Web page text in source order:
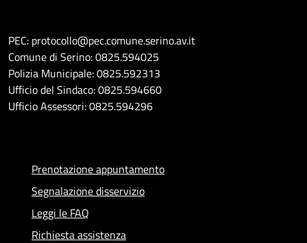
PEC: protocollo@pec.comune.serino.av.it
Comune di Serino: 0825.594025
Polizia Municipale: 0825.592313
Ufficio del Sindaco: 0825.594660
Ufficio Assessori: 0825.594296
Prenotazione appuntamento
Segnalazione disservizio
Leggi le FAQ
Richiesta assistenza